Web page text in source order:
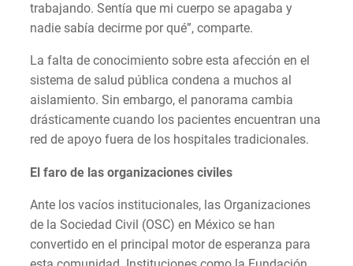
trabajando. Sentía que mi cuerpo se apagaba y
nadie sabía decirme por qué”, comparte.
La falta de conocimiento sobre esta afección en el
sistema de salud pública condena a muchos al
aislamiento. Sin embargo, el panorama cambia
drásticamente cuando los pacientes encuentran una
red de apoyo fuera de los hospitales tradicionales.
El faro de las organizaciones civiles
Ante los vacíos institucionales, las Organizaciones
de la Sociedad Civil (OSC) en México se han
convertido en el principal motor de esperanza para